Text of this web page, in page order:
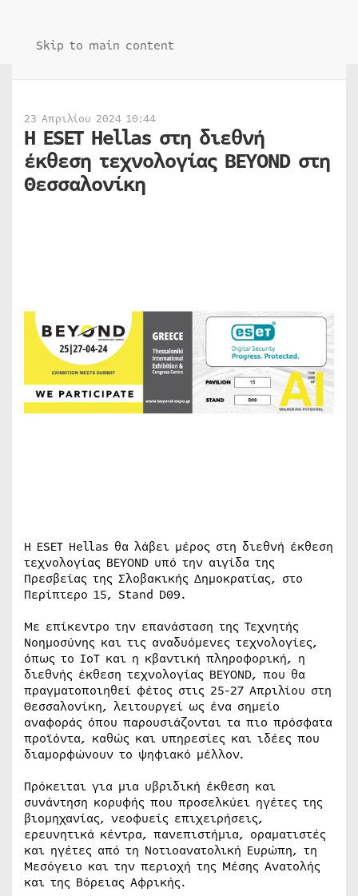
Skip to main content
23 Απριλίου 2024 10:44
Η ESET Hellas στη διεθνή
έκθεση τεχνολογίας BEYOND στη
Θεσσαλονίκη
Η ESET Hellas θα λάβει μέρος στη διεθνή έκθεση
τεχνολογίας BEYOND υπό την αιγίδα της
Πρεσβείας της Σλοβακικής Δημοκρατίας, στο
Περίπτερο 15, Stand D09.
Με επίκεντρο την επανάσταση της Τεχνητής
Νοημοσύνης και τις αναδυόμενες τεχνολογίες,
όπως το IoT και η κβαντική πληροφορική, η
διεθνής έκθεση τεχνολογίας BEYOND, που θα
πραγματοποιηθεί φέτος στις 25-27 Απριλίου στη
Θεσσαλονίκη, λειτουργεί ως ένα σημείο
αναφοράς όπου παρουσιάζονται τα πιο πρόσφατα
προϊόντα, καθώς και υπηρεσίες και ιδέες που
διαμορφώνουν το ψηφιακό μέλλον.
Πρόκειται για μια υβριδική έκθεση και
συνάντηση κορυφής που προσελκύει ηγέτες της
βιομηχανίας, νεοφυείς επιχειρήσεις,
ερευνητικά κέντρα, πανεπιστήμια, οραματιστές
και ηγέτες από τη Νοτιοανατολική Ευρώπη, τη
Μεσόγειο και την περιοχή της Μέσης Ανατολής
και της Βόρειας Αφρικής.